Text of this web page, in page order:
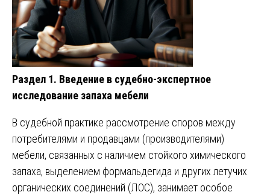
Раздел 1. Введение в судебно-экспертное
исследование запаха мебели
В судебной практике рассмотрение споров между
потребителями и продавцами (производителями)
мебели, связанных с наличием стойкого химического
запаха, выделением формальдегида и других летучих
органических соединений (ЛОС), занимает особое